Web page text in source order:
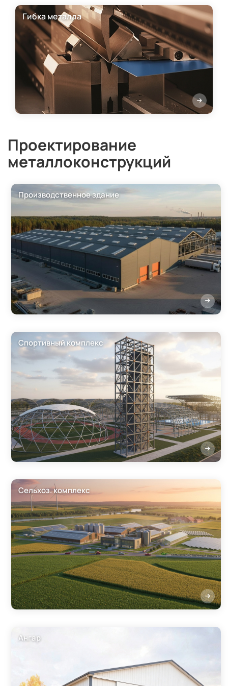
Гибка металла
Проектирование
металлоконструкций
Производственное здание
Спортивный комплекс
Сельхоз. комплекс
Ангар